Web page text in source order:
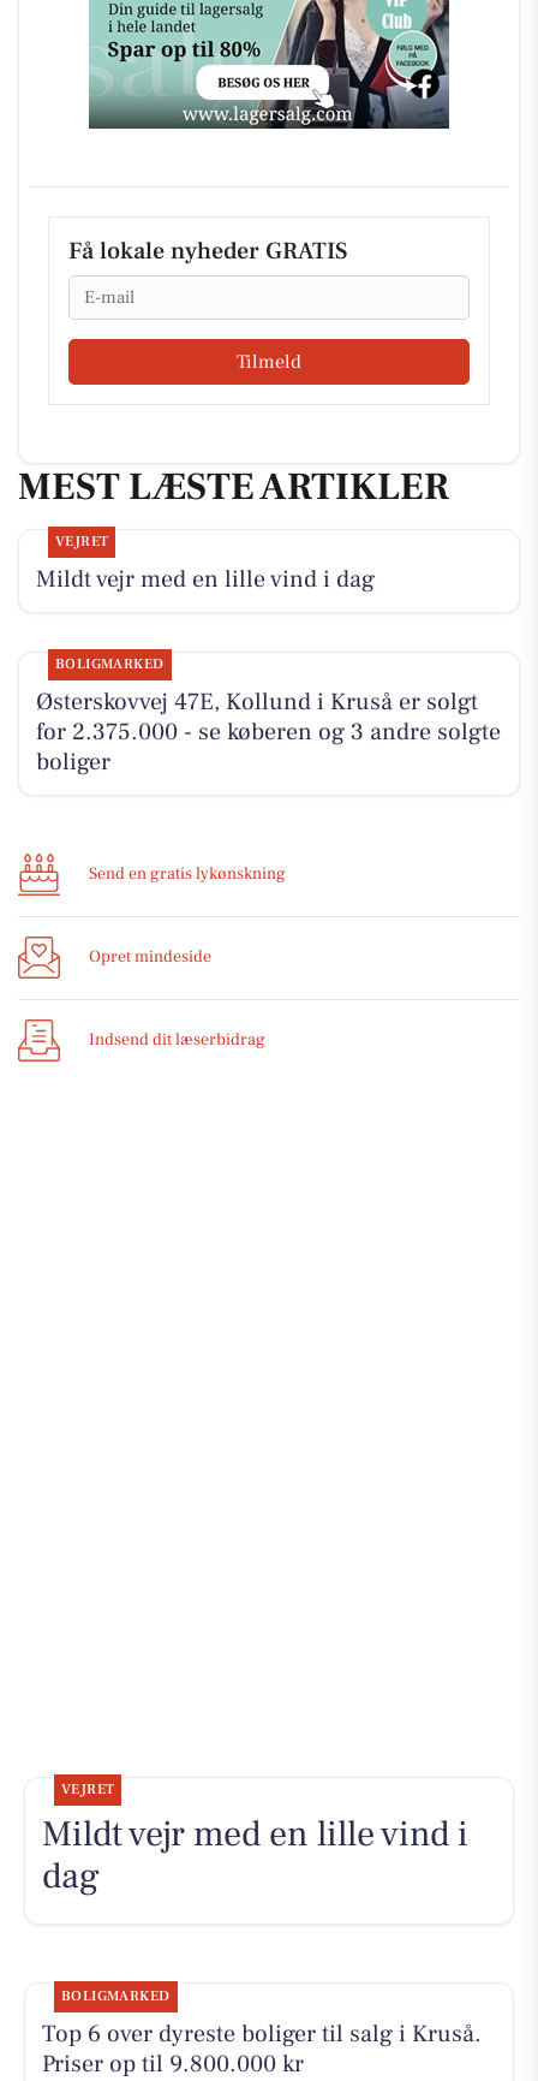
Få lokale nyheder GRATIS
Email
Tilmeld
MEST LÆSTE ARTIKLER
VEJRET
Mildt vejr med en lille vind i dag
BOLIGMARKED
Østerskovvej 47E, Kollund i Kruså er solgt
for 2.375.000 - se køberen og 3 andre solgte
boliger
Send en gratis lykønskning
Opret mindeside
Indsend dit læserbidrag
VEJRET
Mildt vejr med en lille vind i
dag
BOLIGMARKED
Top 6 over dyreste boliger til salg i Kruså.
Priser op til 9.800.000 kr